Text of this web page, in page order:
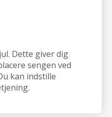
Dette giver dig
sengen ved
kan indstille